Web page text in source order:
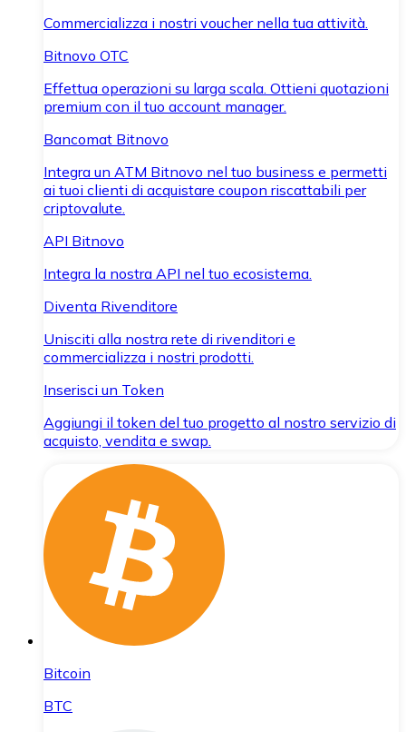
Commercializza i nostri voucher nella tua attività.
Bitnovo OTC
Effettua operazioni su larga scala. Ottieni quotazioni
premium con il tuo account manager.
Bancomat Bitnovo
Integra un ATM Bitnovo nel tuo business e permetti
ai tuoi clienti di acquistare coupon riscattabili per
criptovalute.
API Bitnovo
Integra la nostra API nel tuo ecosistema.
Diventa Rivenditore
Unisciti alla nostra rete di rivenditori e
commercializza i nostri prodotti.
Inserisci un Token
Aggiungi il token del tuo progetto al nostro servizio di
acquisto, vendita e swap.
Bitcoin
BTC